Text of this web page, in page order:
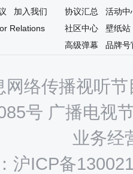
闹的，但是做花丝镶嵌的时候又
不马虎，而且文末剑侠客的小黑
知识盲区～我宣布这集在我心里
加入我们
Relations
协议汇总
活动中
社区中心
壁纸站
高级弹幕
品牌号
网络传播视听
号 广播电视
业务经
沪ICP备